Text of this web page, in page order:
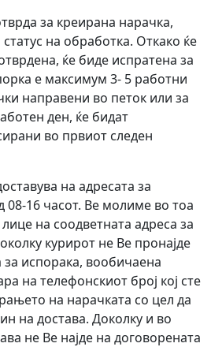
за креирана нарачка,
на обработка. Откако ќе
ќе биде испратена за
е максимум 3- 5 работни
направени во петок или за
ден, ќе бидат
во првиот следен
на адресата за
08-16 часот. Ве молиме во тоа
на соодветната адреса за
курирот не Ве пронајде
за испорака, вообичаена
на телефонскиот број кој сте
на нарачката со цел да
на достава. Доколку и во
не Ве најде на договорената